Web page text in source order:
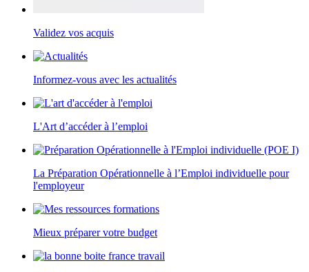
Validez vos acquis
Informez-vous avec les actualités
L'Art d’accéder à l’emploi
La Préparation Opérationnelle à l’Emploi individuelle pour
l'employeur
Mieux préparer votre budget